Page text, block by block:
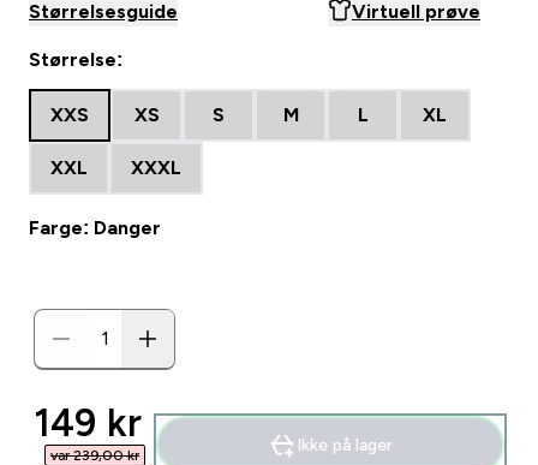
Størrelsesguide Virtuell prøve
Størrelse:
XXS XS S M L XL
XXL XXXL
Farge: Danger
discounted price
149 kr‎
var 239,00 kr‎
Ikke på lager